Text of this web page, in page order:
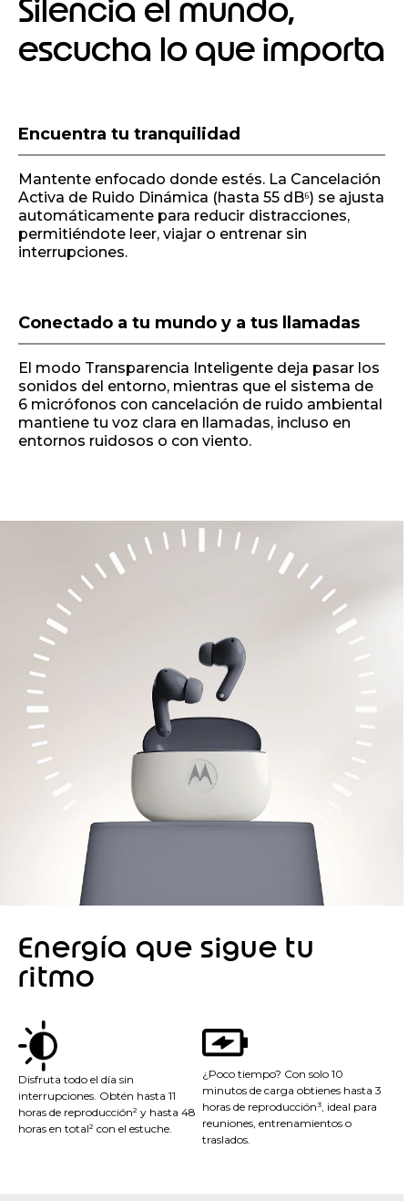
Silencia el mundo,
escucha lo que importa
Encuentra tu tranquilidad
Mantente enfocado donde estés. La Cancelación
Activa de Ruido Dinámica (hasta 55 dB⁶) se ajusta
automáticamente para reducir distracciones,
permitiéndote leer, viajar o entrenar sin
interrupciones.
Conectado a tu mundo y a tus llamadas
El modo Transparencia Inteligente deja pasar los
sonidos del entorno, mientras que el sistema de
6 micrófonos con cancelación de ruido ambiental
mantiene tu voz clara en llamadas, incluso en
entornos ruidosos o con viento.
Energía que sigue tu
ritmo
Disfruta todo el día sin
interrupciones. Obtén hasta 11
horas de reproducción² y hasta 48
horas en total² con el estuche.
¿Poco tiempo? Con solo 10
minutos de carga obtienes hasta 3
horas de reproducción³, ideal para
reuniones, entrenamientos o
traslados.